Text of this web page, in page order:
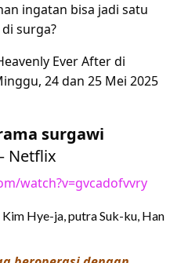
ingatan bisa jadi satu
surga?
Ever After di
24 dan 25 Mei 2025
surgawi
Netflix
watch?v=gvcadofvvry
Hye-ja, putra Suk-ku, Han